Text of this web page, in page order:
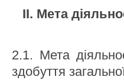
ІІ. Мета
2.1. Мета
здобуття